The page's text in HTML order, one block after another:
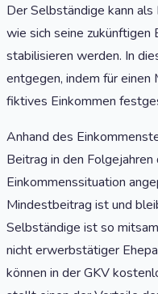
Der Selbständige kann als
wie sich seine zukünftigen
stabilisieren werden. In
entgegen, indem für einen
fiktives Einkommen
Anhand des
Beitrag in den Folgejahren
Einkommenssituation
Mindestbeitrag ist und
Selbständige ist so
nicht erwerbstätiger
können in der GKV